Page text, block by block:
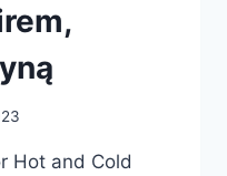
Hot and Cold